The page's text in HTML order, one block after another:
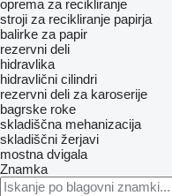
oprema za recikliranje
stroji za recikliranje papirja
balirke za papir
rezervni deli
hidravlika
hidravlični cilindri
rezervni deli za karoserije
bagrske roke
skladiščna mehanizacija
skladiščni žerjavi
mostna dvigala
Znamka